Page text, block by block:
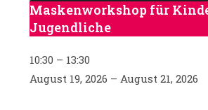
Maskenworkshop
für
&
Jugendliche
Maskenworkshop für
Jugendliche
10:30 – 13:30
August 19, 2026 – August 21, 2026